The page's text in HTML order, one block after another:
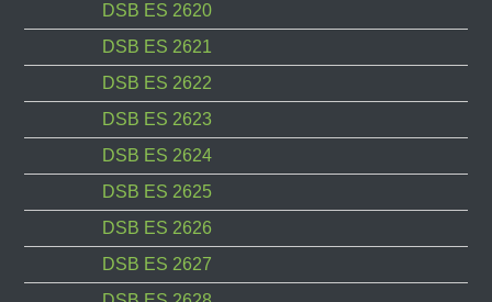
DSB ES 2620
DSB ES 2621
DSB ES 2622
DSB ES 2623
DSB ES 2624
DSB ES 2625
DSB ES 2626
DSB ES 2627